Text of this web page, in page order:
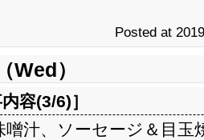
Posted at
Wed）
容(3/6)］
噌汁、ソーセージ＆目玉